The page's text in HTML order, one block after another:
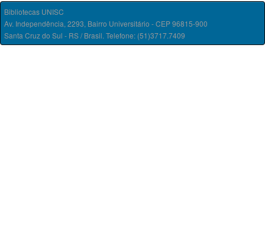
Bibliotecas UNISC
Av. Independência, 2293, Bairro Universitário - CEP 96815-900
Santa Cruz do Sul - RS / Brasil. Telefone: (51)3717.7409